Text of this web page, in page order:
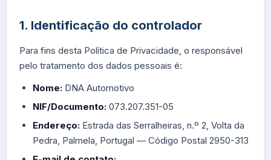
1. Identificação do controlador
Para fins desta Política de Privacidade, o responsável
pelo tratamento dos dados pessoais é:
Nome: DNA Automotivo
NIF/Documento: 073.207.351-05
Endereço: Estrada das Serralheiras, n.º 2, Volta da
Pedra, Palmela, Portugal — Código Postal 2950-313